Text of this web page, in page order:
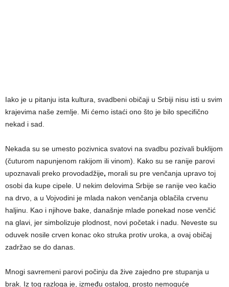
Iako je u pitanju ista kultura, svadbeni običaji u Srbiji nisu isti u svim
krajevima naše zemlje. Mi ćemo istaći ono što je bilo specifično
nekad i sad.
Nekada su se umesto pozivnica svatovi na svadbu pozivali buklijom
(čuturom napunjenom rakijom ili vinom). Kako su se ranije parovi
upoznavali preko provodadžije, morali su pre venčanja upravo toj
osobi da kupe cipele. U nekim delovima Srbije se ranije veo kačio
na drvo, a u Vojvodini je mlada nakon venčanja oblačila crvenu
haljinu. Kao i njihove bake, današnje mlade ponekad nose venčić
na glavi, jer simbolizuje plodnost, novi početak i nadu. Neveste su
oduvek nosile crven konac oko struka protiv uroka, a ovaj običaj
zadržao se do danas.
Mnogi savremeni parovi počinju da žive zajedno pre stupanja u
brak. Iz tog razloga je, između ostalog, prosto nemoguće